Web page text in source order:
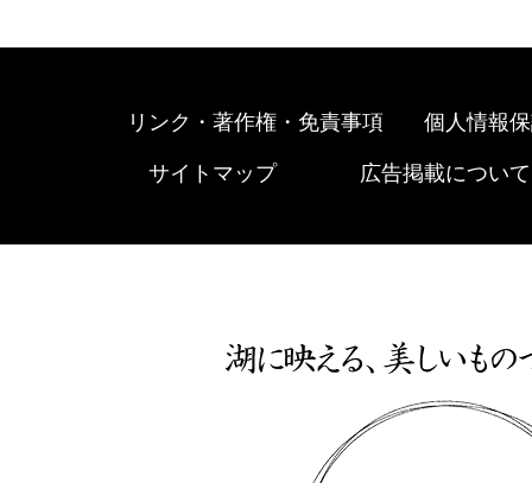
リンク・著作権・免責事項 個人情報
サイトマップ 広告掲載について